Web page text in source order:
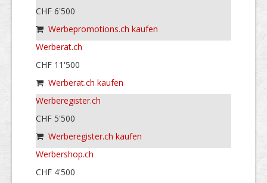
CHF 6'500
Werbepromotions.ch kaufen
Werberat.ch
CHF 11'500
Werberat.ch kaufen
Werberegister.ch
CHF 5'500
Werberegister.ch kaufen
Werbershop.ch
CHF 4'500